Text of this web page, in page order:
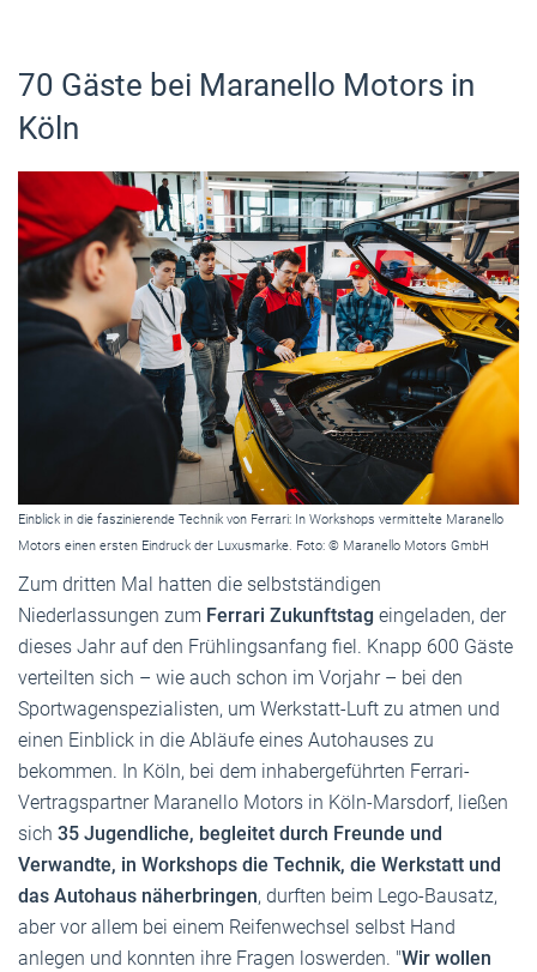
70 Gäste bei Maranello Motors in
Köln
Einblick in die faszinierende Technik von Ferrari: In Workshops vermittelte Maranello
Motors einen ersten Eindruck der Luxusmarke. Foto: © Maranello Motors GmbH
Zum dritten Mal hatten die selbstständigen
Niederlassungen zum Ferrari Zukunftstag eingeladen, der
dieses Jahr auf den Frühlingsanfang fiel. Knapp 600 Gäste
verteilten sich – wie auch schon im Vorjahr – bei den
Sportwagenspezialisten, um Werkstatt-Luft zu atmen und
einen Einblick in die Abläufe eines Autohauses zu
bekommen. In Köln, bei dem inhabergeführten Ferrari-
Vertragspartner Maranello Motors in Köln-Marsdorf, ließen
sich 35 Jugendliche, begleitet durch Freunde und
Verwandte, in Workshops die Technik, die Werkstatt und
das Autohaus näherbringen, durften beim Lego-Bausatz,
aber vor allem bei einem Reifenwechsel selbst Hand
anlegen und konnten ihre Fragen loswerden. "Wir wollen